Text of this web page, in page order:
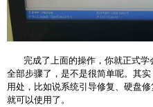
完成了上面的操作，你就正式学
全部步骤了，是不是很简单呢。其
用处，比如说系统引导修复、硬盘
就可以使用了。